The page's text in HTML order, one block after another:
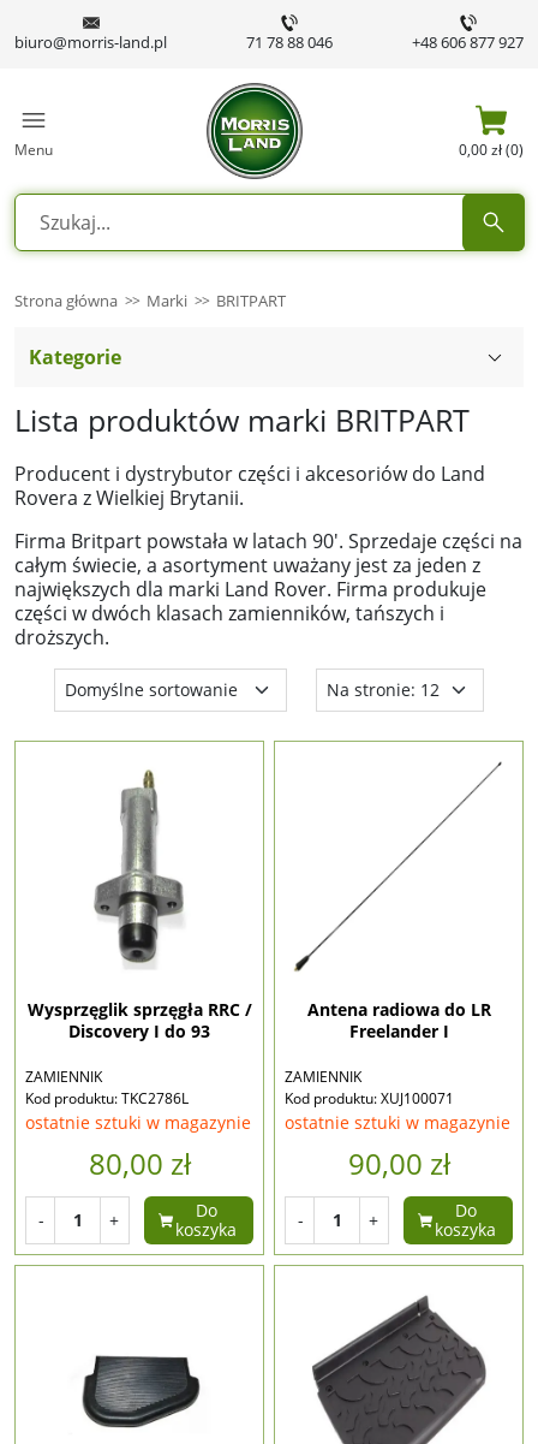
biuro@morris-land.pl 71 78 88 046 +48 606 877 927
Menu 0,00 zł (0)
Strona główna Marki BRITPART
Kategorie
Lista produktów marki BRITPART
Producent i dystrybutor części i akcesoriów do Land
Rovera z Wielkiej Brytanii.
Firma Britpart powstała w latach 90'. Sprzedaje części na
całym świecie, a asortyment uważany jest za jeden z
największych dla marki Land Rover. Firma produkuje
części w dwóch klasach zamienników, tańszych i
droższych.
Wysprzęglik sprzęgła RRC /
Discovery I do 93
ZAMIENNIK
Kod produktu: TKC2786L
ostatnie sztuki w magazynie
80,00 zł
- +
Do
koszyka
Antena radiowa do LR
Freelander I
ZAMIENNIK
Kod produktu: XUJ100071
ostatnie sztuki w magazynie
90,00 zł
- +
Do
koszyka